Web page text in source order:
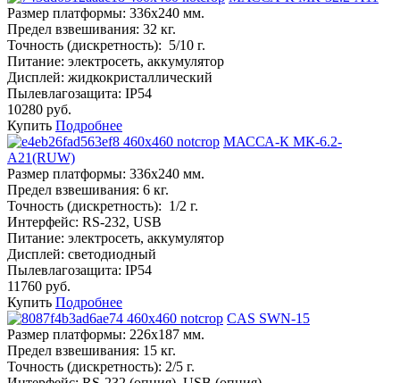
Размер платформы: 336х240 мм.
Предел взвешивания: 32 кг.
Точность (дискретность): 5/10 г.
Питание: электросеть, аккумулятор
Дисплей: жидкокристаллический
Пылевлагозащита: IP54
10280 руб.
Купить Подробнее
МАССА-К МК-6.2-
А21(RUW)
Размер платформы: 336х240 мм.
Предел взвешивания: 6 кг.
Точность (дискретность): 1/2 г.
Интерфейс: RS-232, USB
Питание: электросеть, аккумулятор
Дисплей: светодиодный
Пылевлагозащита: IP54
11760 руб.
Купить Подробнее
CAS SWN-15
Размер платформы: 226х187 мм.
Предел взвешивания: 15 кг.
Точность (дискретность): 2/5 г.